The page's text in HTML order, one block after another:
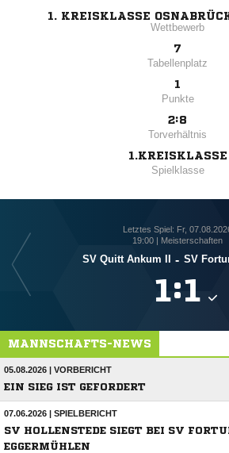
1. KREISKLASSE
Wettbewerb
7
Tabellenplatz
1
Punkte
2:8
Torverhältnis
1.KREISKLASSE
Spielklasse
Letztes Spiel: Fr,
19:00 | Meisterschaften
SV Quitt Ankum II - SV
:
MANNSCHAFTS-NEWS
05.08.2026 | VORBERICHT
EIN SIEG IST GEFORDERT
07.06.2026 | SPIELBERICHT
SV HOLLENSTEDE SIEGT BEI SV
EGGERMÜHLEN